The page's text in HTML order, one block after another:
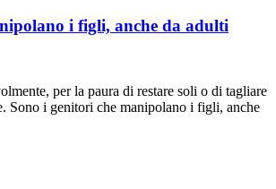
i figli, anche da adulti
per la paura di restare soli o di tagliare
Sono i genitori che manipolano i figli, anche